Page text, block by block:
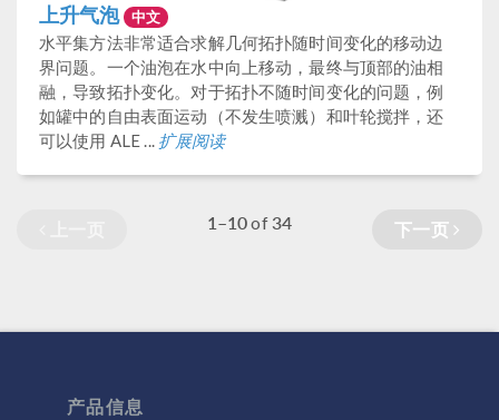
上升气泡 中文
水平集方法非常适合求解几何拓扑随时间变化的移动边
界问题。一个油泡在水中向上移动，最终与顶部的油相
融，导致拓扑变化。对于拓扑不随时间变化的问题，例
如罐中的自由表面运动（不发生喷溅）和叶轮搅拌，还
可以使用 ALE ... 扩展阅读
1–10of34 下一页
产品信息